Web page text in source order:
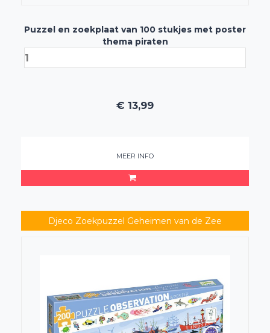
Puzzel en zoekplaat van 100 stukjes met poster
thema piraten
€ 13,99
MEER INFO
Djeco Zoekpuzzel Geheimen van de Zee